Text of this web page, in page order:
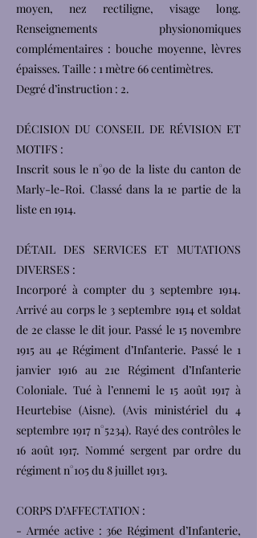
moyen, nez rectiligne, visage long.
Renseignements physionomiques
complémentaires : bouche moyenne, lèvres
épaisses. Taille : 1 mètre 66 centimètres.
Degré d’instruction : 2.
DÉCISION DU CONSEIL DE RÉVISION ET
MOTIFS :
Inscrit sous le n°90 de la liste du canton de
Marly-le-Roi. Classé dans la 1e partie de la
liste en 1914.
DÉTAIL DES SERVICES ET MUTATIONS
DIVERSES :
Incorporé à compter du 3 septembre 1914.
Arrivé au corps le 3 septembre 1914 et soldat
de 2e classe le dit jour. Passé le 15 novembre
1915 au 4e Régiment d’Infanterie. Passé le 1
janvier 1916 au 21e Régiment d’Infanterie
Coloniale. Tué à l’ennemi le 15 août 1917 à
Heurtebise (Aisne). (Avis ministériel du 4
septembre 1917 n°5234). Rayé des contrôles le
16 août 1917. Nommé sergent par ordre du
régiment n°105 du 8 juillet 1913.
CORPS D’AFFECTATION :
- Armée active : 36e Régiment d’Infanterie,